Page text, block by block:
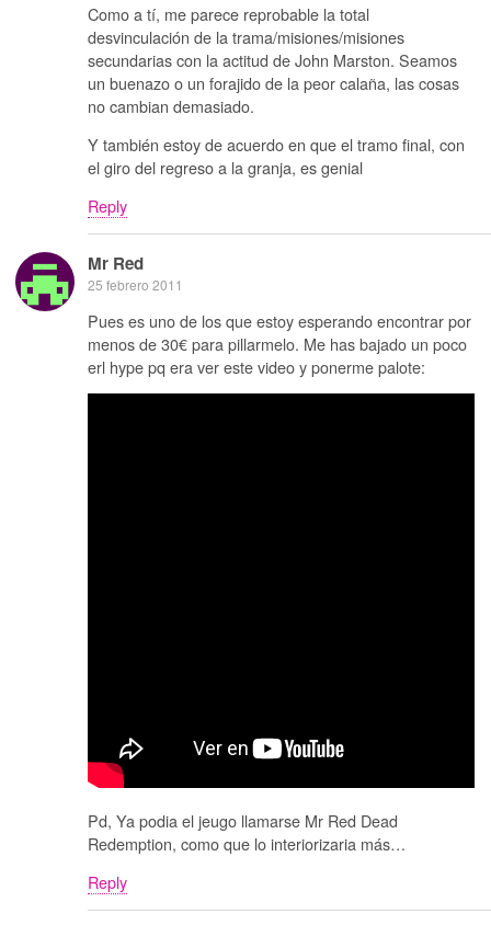
Como a tí, me parece reprobable la total
desvinculación de la trama/misiones/misiones
secundarias con la actitud de John Marston. Seamos
un buenazo o un forajido de la peor calaña, las cosas
no cambian demasiado.
Y también estoy de acuerdo en que el tramo final, con
el giro del regreso a la granja, es genial
Reply
Mr Red
25 febrero 2011
Pues es uno de los que estoy esperando encontrar por
menos de 30€ para pillarmelo. Me has bajado un poco
erl hype pq era ver este video y ponerme palote:
Pd, Ya podia el jeugo llamarse Mr Red Dead
Redemption, como que lo interiorizaria más…
Reply